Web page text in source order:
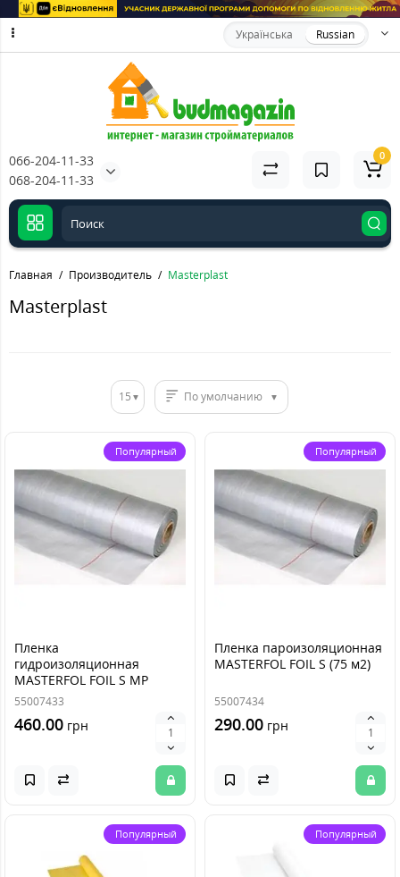
Українська Russian
066-204-11-33
068-204-11-33
0
Главная Производитель Masterplast
Masterplast
15 По умолчанию
Популярный
Пленка
гидроизоляционная
MASTERFOL FOIL S MP
(75м2)
55007433
460.00 грн
Популярный
Пленка пароизоляционная
MASTERFOL FOIL S (75 м2)
55007434
290.00 грн
Популярный Популярный